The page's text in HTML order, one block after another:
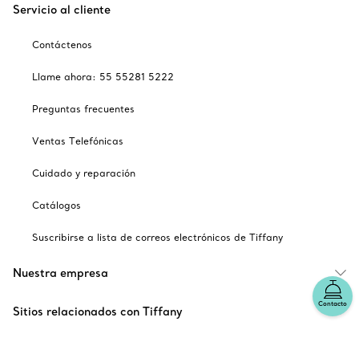
Contacto
Servicio al cliente
Contáctenos
Llame ahora: 55 55281 5222
Preguntas frecuentes
Ventas Telefónicas
Cuidado y reparación
Catálogos
Suscribirse a lista de correos electrónicos de Tiffany
Nuestra empresa
Sitios relacionados con Tiffany